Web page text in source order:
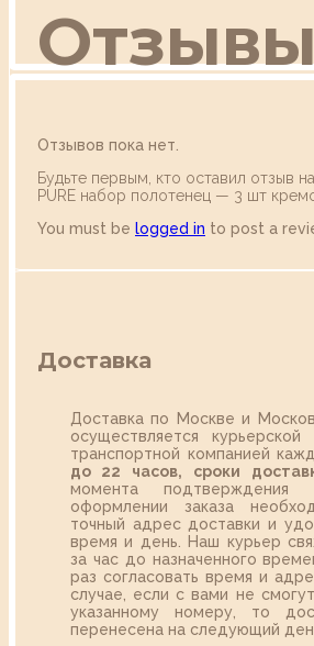
Отзывов пока нет.
Будьте первым, кто оставил отзыв
PURE набор полотенец — 3 шт
You must be logged in to post a
Доставка
Доставка по Москве и
осуществляется
транспортной компанией
до 22 часов,
сроки
момента подтверждения
оформлении заказа
точный адрес доставки и
время и день. Наш курьер
за час до назначенного
раз согласовать время и
случае, если с вами не
указанному номеру, то
перенесена на следующий